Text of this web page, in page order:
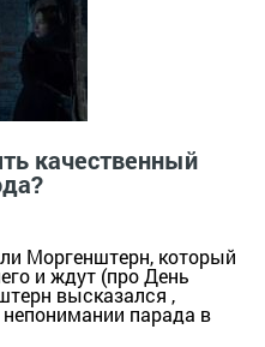
качественный
Моргенштерн, который
и ждут (про День
высказался ,
парада в